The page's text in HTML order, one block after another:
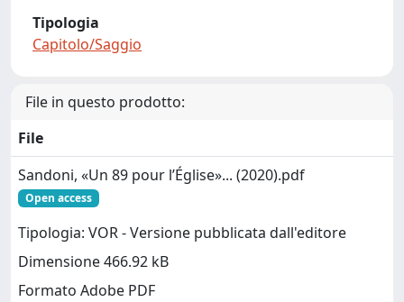
Tipologia
Capitolo/Saggio
File in questo prodotto:
File
Sandoni, «Un 89 pour l’Église»... (2020).pdf
Open access
Tipologia: VOR - Versione pubblicata dall'editore
Dimensione 466.92 kB
Formato Adobe PDF